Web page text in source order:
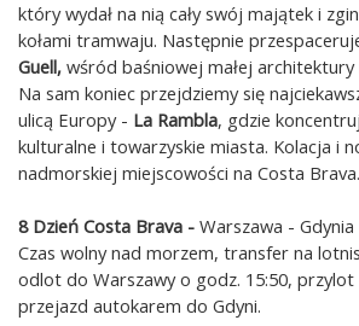
który wydał na nią cały swój majątek i
kołami tramwaju. Następnie
Guell, wśród baśniowej małej
Na sam koniec przejdziemy się
ulicą Europy - La Rambla, gdzie
kulturalne i towarzyskie miasta. Kolacja i
nadmorskiej miejscowości na Costa Brava.
8 Dzień Costa Brava - Warszawa - Gdynia
Czas wolny nad morzem, transfer na
odlot do Warszawy o godz. 15:50, przylot
przejazd autokarem do Gdyni.